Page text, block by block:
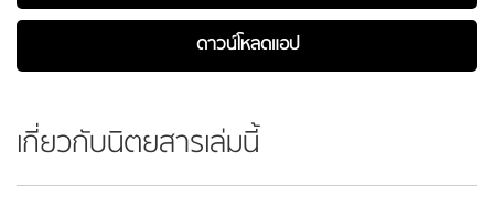
ดาวน์โหลดแอป
เกี่ยวกับนิตยสารเล่มนี้